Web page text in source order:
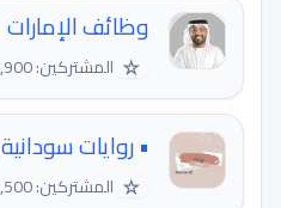
وظائف الإمارات
☆ المشتركين: 53,900
• روايات
☆ المشتركين: 40,500